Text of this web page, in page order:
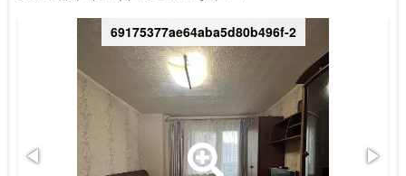
69175377ae64aba5d80b496f-2